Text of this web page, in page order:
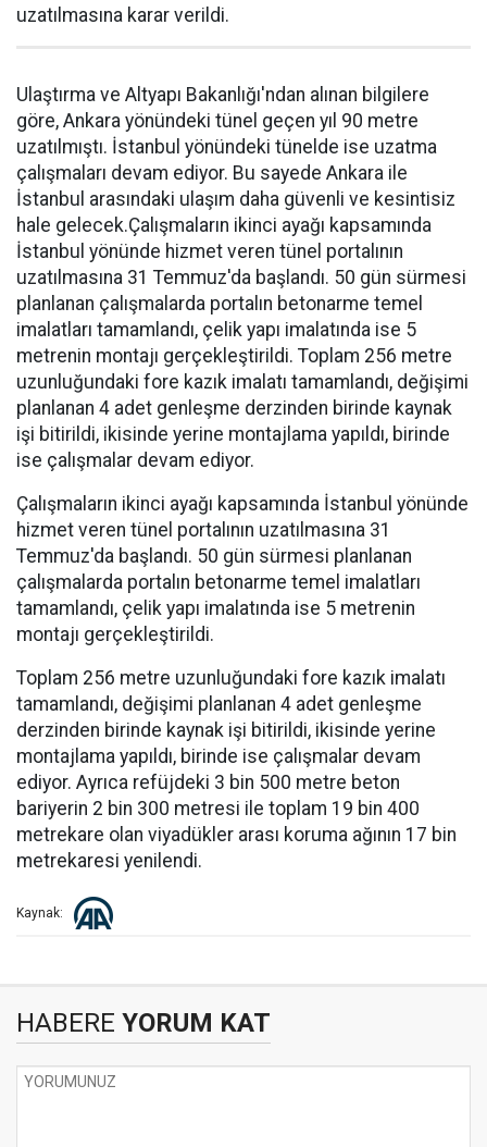
uzatılmasına karar verildi.
Ulaştırma ve Altyapı Bakanlığı'ndan alınan bilgilere
göre, Ankara yönündeki tünel geçen yıl 90 metre
uzatılmıştı. İstanbul yönündeki tünelde ise uzatma
çalışmaları devam ediyor. Bu sayede Ankara ile
İstanbul arasındaki ulaşım daha güvenli ve kesintisiz
hale gelecek.Çalışmaların ikinci ayağı kapsamında
İstanbul yönünde hizmet veren tünel portalının
uzatılmasına 31 Temmuz'da başlandı. 50 gün sürmesi
planlanan çalışmalarda portalın betonarme temel
imalatları tamamlandı, çelik yapı imalatında ise 5
metrenin montajı gerçekleştirildi. Toplam 256 metre
uzunluğundaki fore kazık imalatı tamamlandı, değişimi
planlanan 4 adet genleşme derzinden birinde kaynak
işi bitirildi, ikisinde yerine montajlama yapıldı, birinde
ise çalışmalar devam ediyor.
Çalışmaların ikinci ayağı kapsamında İstanbul yönünde
hizmet veren tünel portalının uzatılmasına 31
Temmuz'da başlandı. 50 gün sürmesi planlanan
çalışmalarda portalın betonarme temel imalatları
tamamlandı, çelik yapı imalatında ise 5 metrenin
montajı gerçekleştirildi.
Toplam 256 metre uzunluğundaki fore kazık imalatı
tamamlandı, değişimi planlanan 4 adet genleşme
derzinden birinde kaynak işi bitirildi, ikisinde yerine
montajlama yapıldı, birinde ise çalışmalar devam
ediyor. Ayrıca refüjdeki 3 bin 500 metre beton
bariyerin 2 bin 300 metresi ile toplam 19 bin 400
metrekare olan viyadükler arası koruma ağının 17 bin
metrekaresi yenilendi.
Kaynak:
HABERE YORUM KAT